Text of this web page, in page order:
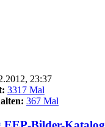
23:37
3317 Mal
367 Mal